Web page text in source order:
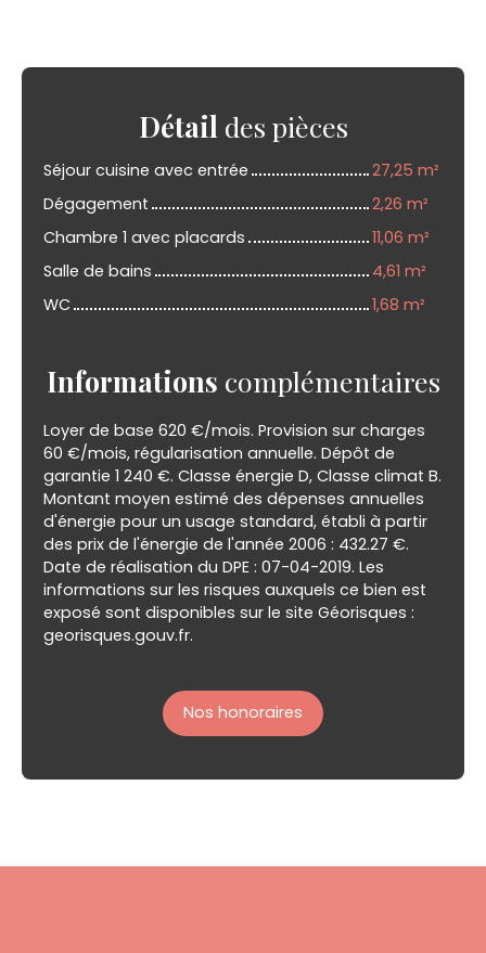
Détail des pièces
Séjour cuisine avec entrée
27,25 m²
Dégagement
2,26 m²
Chambre 1 avec placards
11,06 m²
Salle de bains
4,61 m²
WC
1,68 m²
Informations complémentaires
Loyer de base 620 €/mois. Provision sur charges
60 €/mois, régularisation annuelle. Dépôt de
garantie 1 240 €. Classe énergie D, Classe climat B.
Montant moyen estimé des dépenses annuelles
d'énergie pour un usage standard, établi à partir
des prix de l'énergie de l'année 2006 : 432.27 €.
Date de réalisation du DPE : 07-04-2019. Les
informations sur les risques auxquels ce bien est
exposé sont disponibles sur le site Géorisques :
georisques.gouv.fr.
Nos honoraires